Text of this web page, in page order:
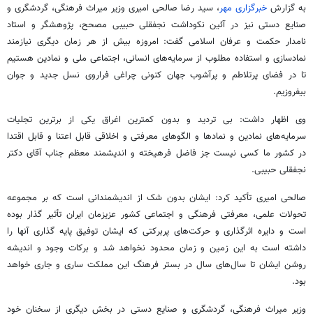
به گزارش خبرگزاری مهر، سید رضا صالحی امیری وزیر میراث فرهنگی، گردشگری و
صنایع دستی نیز در آئین نکوداشت نجفقلی حبیبی مصحح، پژوهشگر و استاد
نامدار حکمت و عرفان اسلامی گفت: امروزه بیش از هر زمان دیگری نیازمند
نمادسازی و استفاده مطلوب از سرمایه‌های انسانی، اجتماعی ملی و نمادین هستیم
تا در فضای پرتلاطم و پرآشوب جهان کنونی چراغی فراروی نسل جدید و جوان
بیفروزیم.
وی اظهار داشت: بی تردید و بدون کمترین اغراق یکی از برترین تجلیات
سرمایه‌های نمادین و نمادها و الگوهای معرفتی و اخلاقی قابل اعتنا و قابل اقتدا
در کشور ما کسی نیست جز فاضل فرهیخته و اندیشمند معظم جناب آقای دکتر
نجفقلی حبیبی.
صالحی امیری تأکید کرد: ایشان بدون شک از اندیشمندانی است که بر مجموعه
تحولات علمی، معرفتی فرهنگی و اجتماعی کشور عزیزمان ایران تأثیر گذار بوده
است و دایره اثرگذاری و حرکت‌های پربرکتی که ایشان توفیق پایه گذاری آنها را
داشته است به این زمین و زمان محدود نخواهد شد و برکات وجود و اندیشه
روشن ایشان تا سال‌های سال در بستر فرهنگ این مملکت ساری و جاری خواهد
بود.
وزیر میراث فرهنگی، گردشگری و صنایع دستی در بخش دیگری از سخنان خود